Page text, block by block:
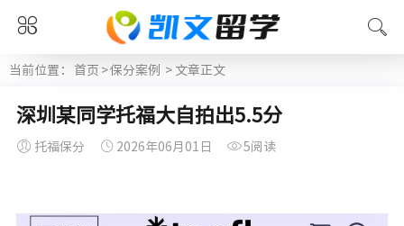
当前位置： 首页 >保分案例 > 文章正文
深圳某同学托福大自拍出5.5分
托福保分 2026年06月01日 5阅读